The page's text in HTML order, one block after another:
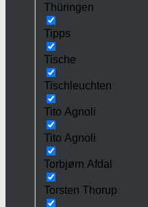
Thüringen
Tipps
Tische
Tischleuchten
Tito Agnoli
Tito Agnoli
Torbjørn Afdal
Torsten Thorup